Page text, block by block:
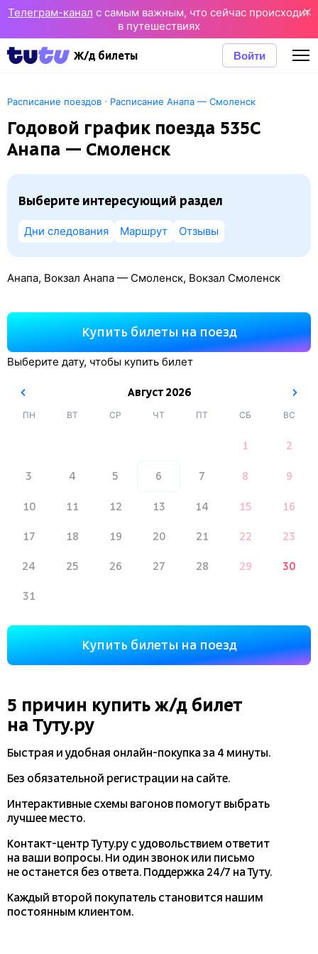
Телеграм-канал с самым важным, что сейчас происходит
в путешествиях
Ж/д билеты Войти
Расписание поездов · Расписание Анапа — Смоленск
Годовой график поезда 535С
Анапа — Смоленск
Выберите интересующий раздел
Дни следования Маршрут Отзывы
Анапа, Вокзал Анапа — Смоленск, Вокзал Смоленск
Купить билеты на поезд
Выберите дату, чтобы купить билет
Август2026
ПН ВТ СР ЧТ ПТ СБ ВС
1 2
3 4 5 6 7 8 9
10 11 12 13 14 15 16
17 18 19 20 21 22 23
24 25 26 27 28 29 30
31
Купить билеты на поезд
5 причин купить ж/д билет
на Туту.ру
Быстрая и удобная онлайн-покупказа 4 минуты.
Без обязательной регистрации на сайте.
Интерактивные схемы вагонов помогут выбрать
лучшее место.
Контакт-центр Туту.ру с удовольствием ответит
на ваши вопросы. Ни один звонок или письмо
не останется без ответа. Поддержка 24/7 на Туту.
Каждый второй покупатель становится нашим
постоянным клиентом.